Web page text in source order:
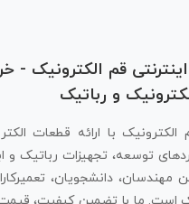
قم الکترونیک -
و رباتیک
با ارائه قطعات
توسعه، تجهیزات رباتیک و
مهندسان، دانشجویان،
است. ما با تضمین کیفیت،